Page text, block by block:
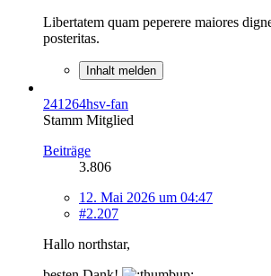
Libertatem quam peperere maiores
posteritas.
Inhalt melden
241264hsv-fan
Stamm Mitglied
Beiträge
3.806
12. Mai 2026 um 04:47
#2.207
Hallo northstar,